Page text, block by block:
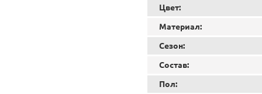
Цвет:
Материал:
Сезон:
Состав:
Пол: